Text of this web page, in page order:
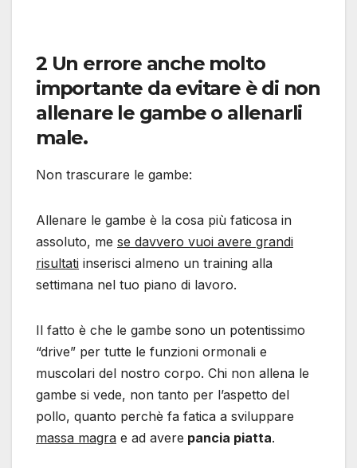
2 Un errore anche molto
importante da evitare è di non
allenare le gambe o allenarli
male.
Non trascurare le gambe:
Allenare le gambe è la cosa più faticosa in
assoluto, me se davvero vuoi avere grandi
risultati inserisci almeno un training alla
settimana nel tuo piano di lavoro.
Il fatto è che le gambe sono un potentissimo
“drive” per tutte le funzioni ormonali e
muscolari del nostro corpo. Chi non allena le
gambe si vede, non tanto per l’aspetto del
pollo, quanto perchè fa fatica a sviluppare
massa magra e ad avere pancia piatta.